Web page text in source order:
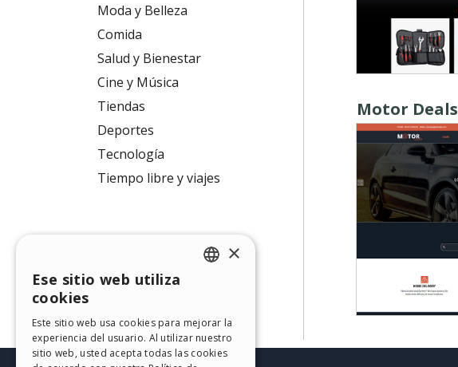
Moda y Belleza
Comida
Salud y Bienestar
Cine y Música
Tiendas
Deportes
Tecnología
Tiempo libre y viajes
Motor Deals
GERMAN
×
Ese sitio web utiliza
cookies
Este sitio web usa cookies para mejorar la
experiencia del usuario. Al utilizar nuestro
sitio web, usted acepta todas las cookies